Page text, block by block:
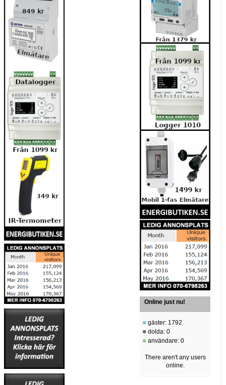
Online just nu!
gäster: 1792
dolda: 0
användare: 0
There aren't any users
online.